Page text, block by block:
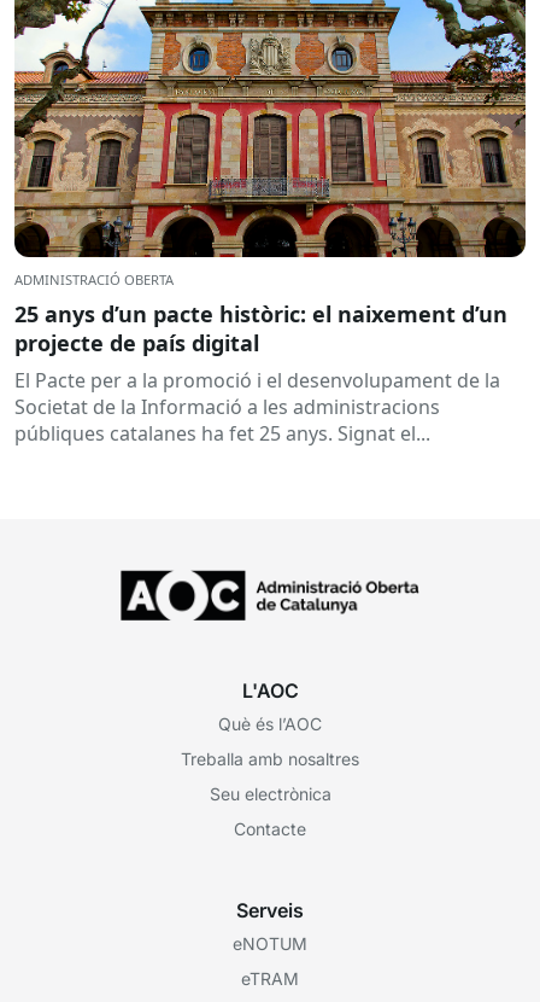
ADMINISTRACIÓ OBERTA
25 anys d’un pacte històric: el naixement d’un
projecte de país digital
El Pacte per a la promoció i el desenvolupament de la
Societat de la Informació a les administracions
públiques catalanes ha fet 25 anys. Signat el...
L'AOC
Què és l’AOC
Treballa amb nosaltres
Seu electrònica
Contacte
Serveis
eNOTUM
eTRAM